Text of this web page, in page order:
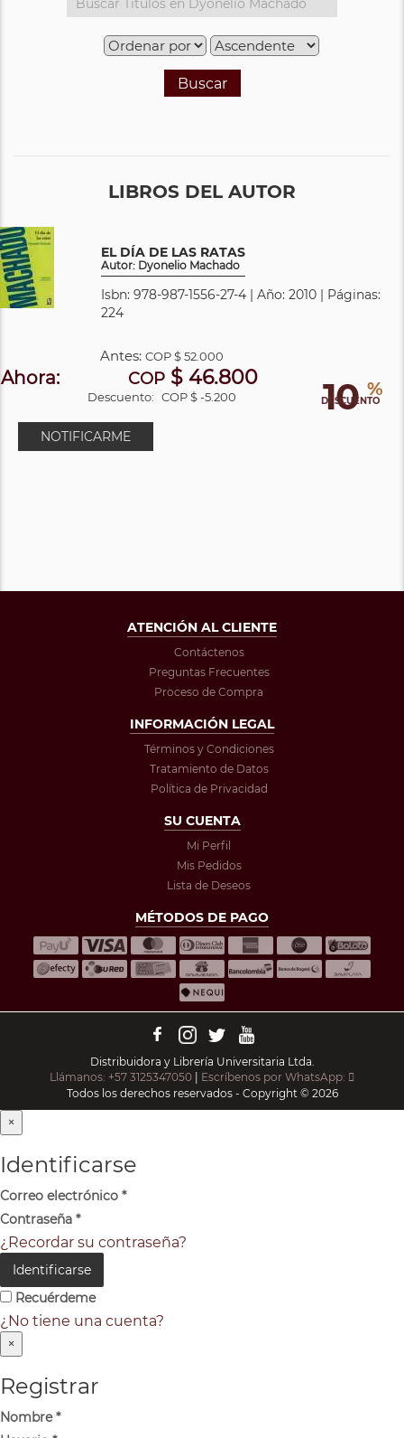
Buscar
LIBROS DEL AUTOR
EL DÍA DE LAS RATAS
Autor: Dyonelio Machado
Isbn: 978-987-1556-27-4 | Año: 2010 | Páginas:
224
10 %
DESCUENTO
Antes: COP$ 52.000
Ahora: COP $ 46.800
Descuento: COP $ -5.200
NOTIFICARME
ATENCIÓN AL CLIENTE
Contáctenos
Preguntas Frecuentes
Proceso de Compra
INFORMACIÓN LEGAL
Términos y Condiciones
Tratamiento de Datos
Política de Privacidad
SU CUENTA
Mi Perfil
Mis Pedidos
Lista de Deseos
MÉTODOS DE PAGO
Distribuidora y Librería Universitaria Ltda.
Llámanos: +57 3125347050 | Escríbenos por WhatsApp:
Todos los derechos reservados - Copyright © 2026
×
Identificarse
Correo electrónico *
Contraseña *
¿Recordar su contraseña?
Identificarse
Recuérdeme
¿No tiene una cuenta?
×
Registrar
Nombre*